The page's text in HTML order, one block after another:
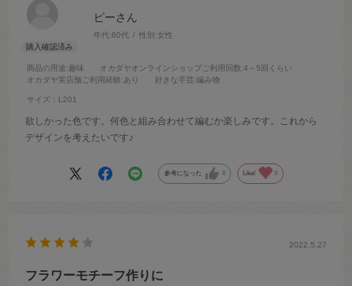
ピーさん
年代:60代 性別:女性
商品の用途:趣味 オカダヤオンラインショップご利用回数:4～5回くらい
オカダヤ実店舗ご利用経験:あり 好きな手芸:編み物
サイズ：L201
欲しかった色です。何色と組み合わせて編むか楽しみです。これから
デザインを考えたいです♪
参考になった 0 Like! 0
2022.5.27
フラワーモチーフ作りに